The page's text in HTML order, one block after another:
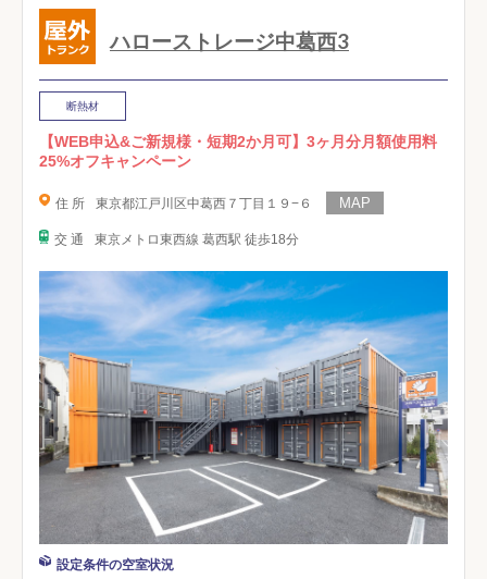
ハローストレージ中葛西3
断熱材
【WEB申込&ご新規様・短期2か月可】3ヶ月分月額使用料
25%オフキャンペーン
住 所 東京都江戸川区中葛西７丁目１９−６
交 通 東京メトロ東西線 葛西駅 徒歩18分
設定条件の空室状況